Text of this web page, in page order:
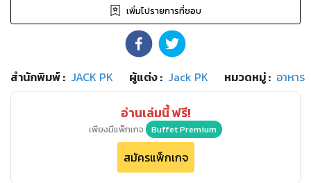
เพิ่มไปรายการที่ชอบ
สำนักพิมพ์: JACK PK ผู้แต่ง : Jack PK หมวดหมู่: อาหาร
อ่านเล่มนี้ ฟรี!
เพียงมีแพ็กเกจ Buffet Premium
สมัครแพ็กเกจ